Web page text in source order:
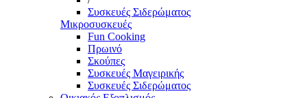
Συσκευές Σιδερώματος
Μικροσυσκευές
Fun Cooking
Πρωινό
Σκούπες
Συσκευές Μαγειρικής
Συσκευές Σιδερώματος